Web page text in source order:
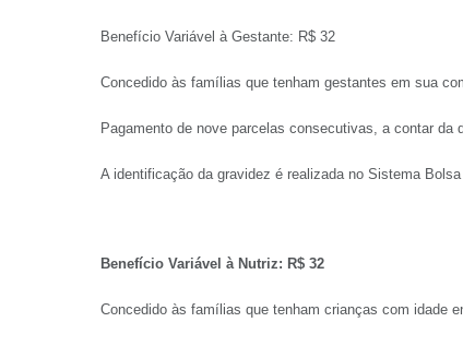
Benefício Variável à Gestante: R$ 32
Concedido às famílias que tenham gestantes em sua
Pagamento de nove parcelas consecutivas, a contar
A identificação da gravidez é realizada no Sistema
Benefício Variável à Nutriz: R$ 32
Concedido às famílias que tenham crianças com idade